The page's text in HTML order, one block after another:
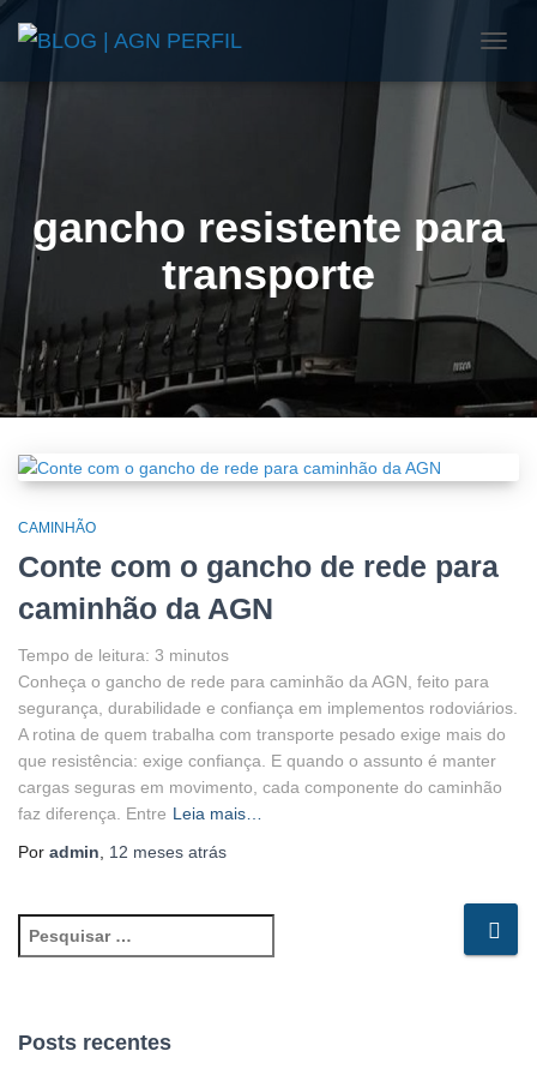
gancho resistente para
transporte
CAMINHÃO
Conte com o gancho de rede para
caminhão da AGN
Tempo de leitura: 3 minutos
Conheça o gancho de rede para caminhão da AGN, feito para
segurança, durabilidade e confiança em implementos rodoviários.
A rotina de quem trabalha com transporte pesado exige mais do
que resistência: exige confiança. E quando o assunto é manter
cargas seguras em movimento, cada componente do caminhão
faz diferença. Entre Leia mais…
Por admin, 12 meses atrás
e
u
Posts recentes